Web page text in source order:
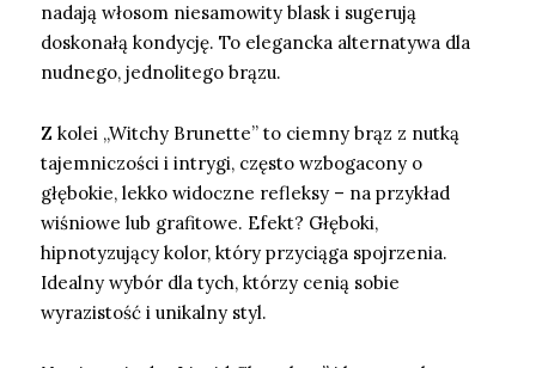
nadają włosom niesamowity blask i sugerują
doskonałą kondycję. To elegancka alternatywa dla
nudnego, jednolitego brązu.
Z kolei „Witchy Brunette” to ciemny brąz z nutką
tajemniczości i intrygi, często wzbogacony o
głębokie, lekko widoczne refleksy – na przykład
wiśniowe lub grafitowe. Efekt? Głęboki,
hipnotyzujący kolor, który przyciąga spojrzenia.
Idealny wybór dla tych, którzy cenią sobie
wyrazistość i unikalny styl.